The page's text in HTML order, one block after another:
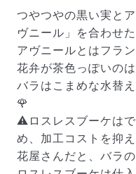
出荷前に水揚げ（花が
し、専用ボックスに丁
きゅっとまとめられて
中の衝撃による折れや
つやつやの黒い実と
ヴニール」を合わせ
アヴニールとはフラ
花弁が茶色っぽいの
バラはこまめな水替
🌹
⚠️ロスレスブーケは
め、加工コストを抑
花屋さんだと、バラ